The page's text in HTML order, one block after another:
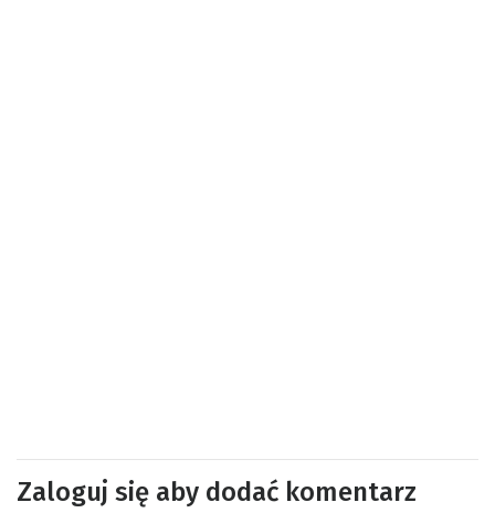
Zaloguj się aby dodać komentarz